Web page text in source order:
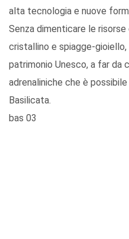
alta tecnologia e nuove
Senza dimenticare le risorse
cristallino e spiagge-
patrimonio Unesco, a far da
adrenaliniche che è
Basilicata.
bas 03